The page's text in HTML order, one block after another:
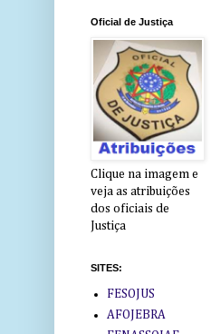
Oficial de Justiça
Clique na imagem e
veja as atribuições
dos oficiais de
Justiça
SITES:
FESOJUS
AFOJEBRA